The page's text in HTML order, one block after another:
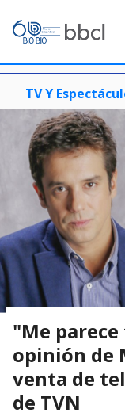
TV Y
"Me
opinión de
venta de
de TVN